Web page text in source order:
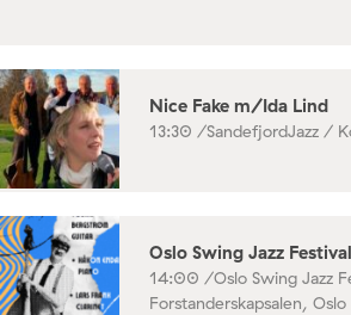
Nice Fake m/Ida Lind
13:30 /SandefjordJazz /
Oslo Swing Jazz
14:00 /Oslo Swing Jazz
Forstanderskapsalen, Oslo